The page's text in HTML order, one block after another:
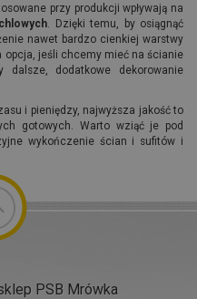
przy produkcji wpływają na
. Dzięki temu, by osiągnąć
nawet bardzo cienkiej warstwy
opcja, jeśli chcemy mieć na ścianie
dalsze, dodatkowe dekorowanie
i pieniędzy, najwyższa jakość to
gotowych. Warto wziąć je pod
wykończenie ścian i sufitów i
PSB Mrówka